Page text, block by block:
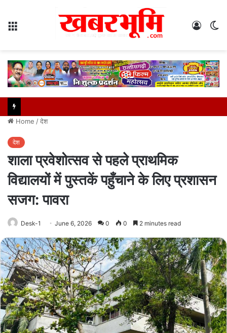
Log
Home /देश
देश
शाला प्रवेशोत्सव से पहले प्राथमिक
विद्यालयों में पुस्तकें पहुँचाने के लिए प्रशासन
सजग: पावरा
Desk-1 June 6, 2026 0 0 2 minutes read